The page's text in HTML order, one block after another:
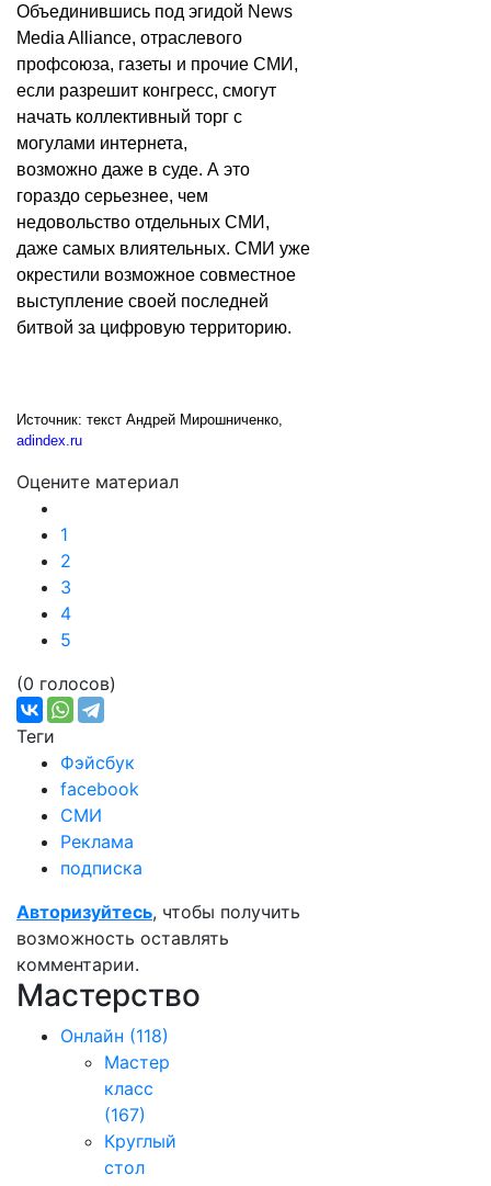
Объединившись под эгидой News
Media Alliance, отраслевого
профсоюза, газеты и прочие СМИ,
если разрешит конгресс, смогут
начать коллективный торг с
могулами интернета,
возможно даже в суде. А это
гораздо серьезнее, чем
недовольство отдельных СМИ,
даже самых влиятельных. СМИ уже
окрестили возможное совместное
выступление своей последней
битвой за цифровую территорию.
Источник: текст Андрей Мирошниченко,
adindex.ru
Оцените материал
1
2
3
4
5
(0 голосов)
Теги
Фэйсбук
facebook
СМИ
Реклама
подписка
Авторизуйтесь, чтобы получить
возможность оставлять
комментарии.
Мастерство
Онлайн (118)
Мастер
класс
(167)
Круглый
стол